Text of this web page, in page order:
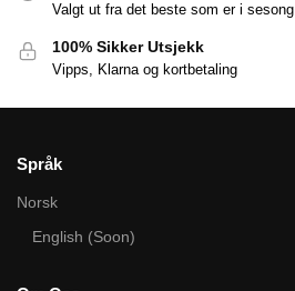
Valgt ut fra det beste som er i sesong
100% Sikker Utsjekk
Vipps, Klarna og kortbetaling
Språk
Norsk
English (Soon)